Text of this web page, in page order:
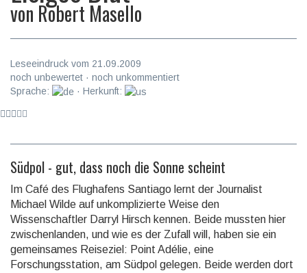
von Robert Masello
Leseeindruck vom 21.09.2009
noch unbewertet · noch unkommentiert
Sprache:
· Herkunft:
Südpol - gut, dass noch die Sonne scheint
Im Café des Flughafens Santiago lernt der Journalist
Michael Wilde auf unkomplizierte Weise den
Wissenschaftler Darryl Hirsch kennen. Beide mussten hier
zwischenlanden, und wie es der Zufall will, haben sie ein
gemeinsames Reiseziel: Point Adélie, eine
Forschungsstation, am Südpol gelegen. Beide werden dort